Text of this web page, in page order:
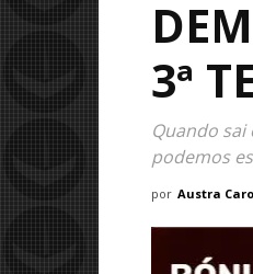
3ª
Quando sai
podemos
por Austra